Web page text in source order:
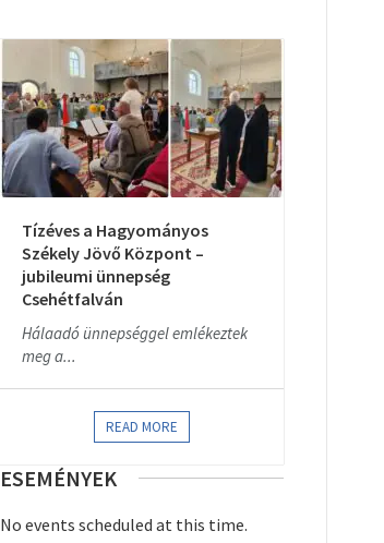
Tízéves a Hagyományos
Székely Jövő Központ –
jubileumi ünnepség
Csehétfalván
Hálaadó ünnepséggel emlékeztek
meg a...
READ MORE
ESEMÉNYEK
No events scheduled at this time.